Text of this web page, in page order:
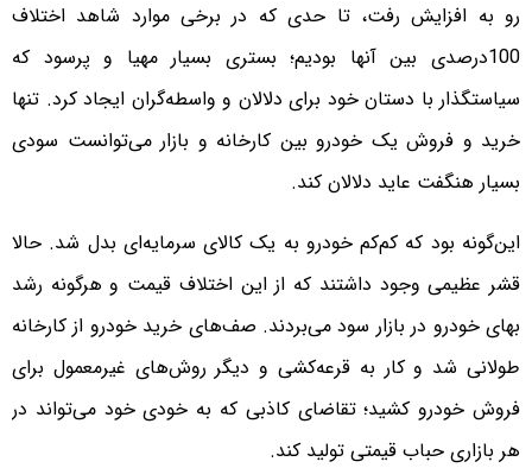
رو به افزایش رفت، تا حدی که در برخی موارد شاهد اختلاف
100درصدی بین آنها بودیم؛ بستری بسیار مهیا و پرسود که
سیاستگذار با دستان خود برای دلالان و واسطه‌گران ایجاد کرد. تنها
خرید و فروش یک خودرو بین کارخانه و بازار می‌توانست سودی
بسیار هنگفت عاید دلالان کند.
این‌گونه بود که کم‌کم خودرو به یک کالای سرمایه‌ای بدل شد. حالا
قشر عظیمی وجود داشتند که از این اختلاف قیمت و هرگونه رشد
بهای خودرو در بازار سود می‌بردند. صف‌های خرید خودرو از کارخانه
طولانی شد و کار به قرعه‌کشی و دیگر روش‌های غیرمعمول برای
فروش خودرو کشید؛ تقاضای کاذبی که به خودی خود می‌تواند در
هر بازاری حباب قیمتی تولید کند.